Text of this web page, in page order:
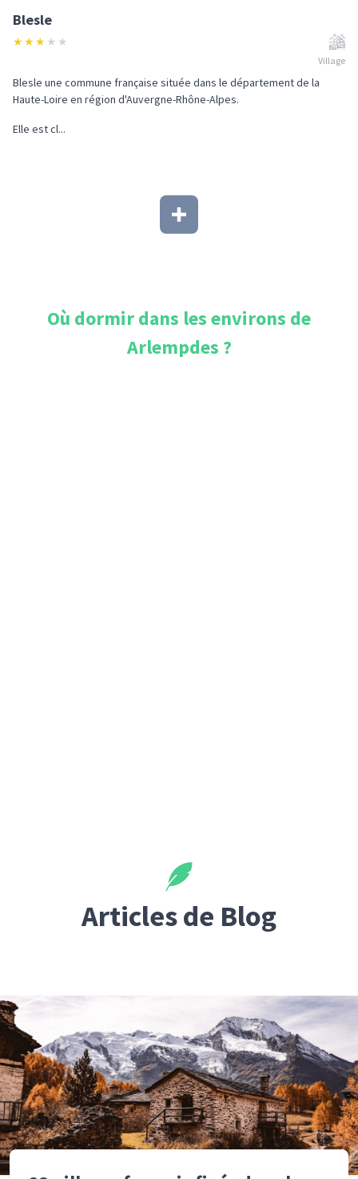
Blesle
★★★ ★ ★
Village
Blesle une commune française située dans le département de la
Haute-Loire en région d'Auvergne-Rhône-Alpes.
Elle est cl...
Où dormir dans les environs de
Arlempdes ?
Articles de Blog